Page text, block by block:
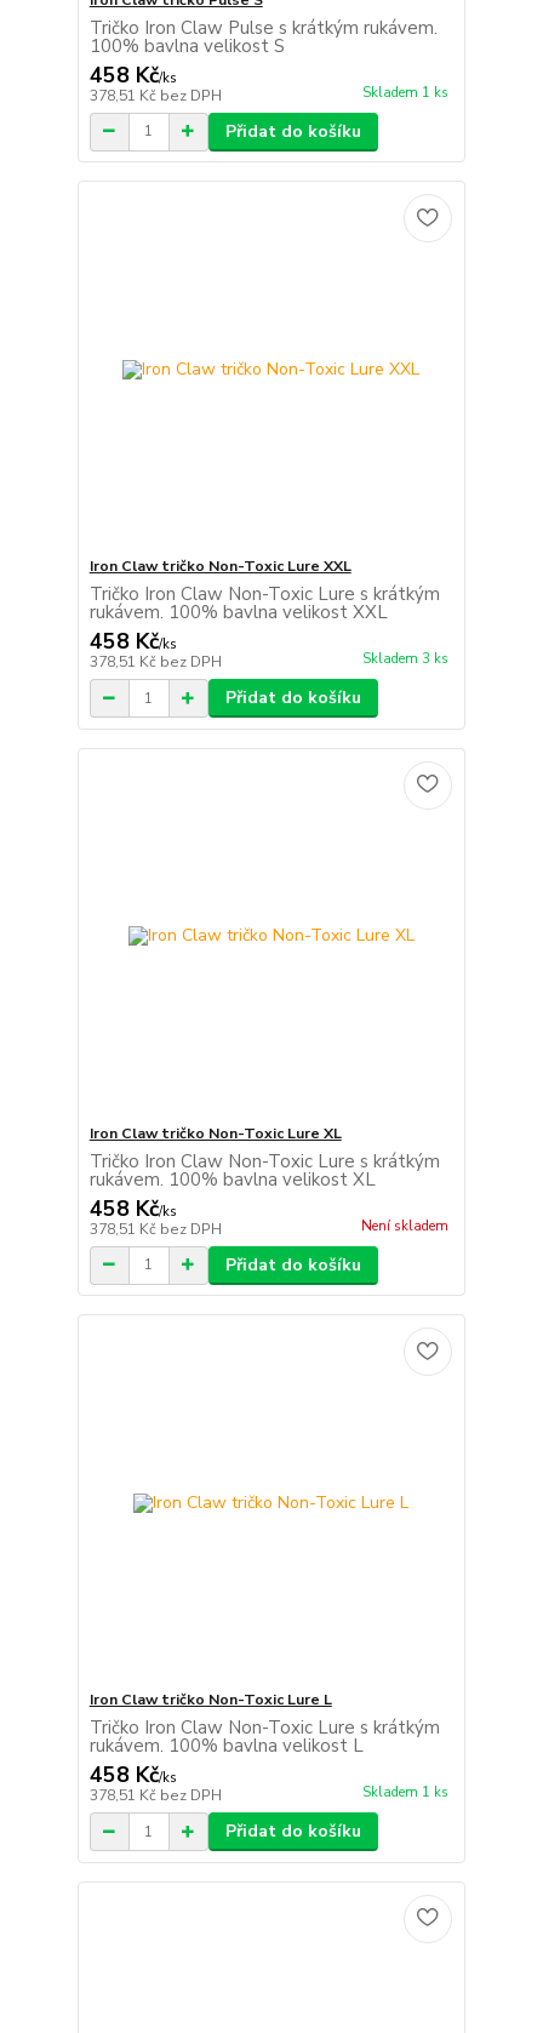
Tričko Iron Claw Pulse s krátkým rukávem.
100% bavlna velikost S
458 Kč/ks
378,51 Kč bez DPH Skladem 1 ks
Přidat do košíku
Iron Claw tričko Non-Toxic Lure XXL
Tričko Iron Claw Non-Toxic Lure s krátkým
rukávem. 100% bavlna velikost XXL
458 Kč/ks
378,51 Kč bez DPH Skladem 3 ks
Přidat do košíku
Iron Claw tričko Non-Toxic Lure XL
Tričko Iron Claw Non-Toxic Lure s krátkým
rukávem. 100% bavlna velikost XL
458 Kč/ks
378,51 Kč bez DPH Není skladem
Přidat do košíku
Iron Claw tričko Non-Toxic Lure L
Tričko Iron Claw Non-Toxic Lure s krátkým
rukávem. 100% bavlna velikost L
458 Kč/ks
378,51 Kč bez DPH Skladem 1 ks
Přidat do košíku